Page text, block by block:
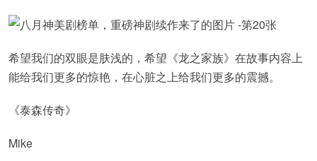
希望我们的双眼是肤浅的，希望《龙之家族》在故事内容上
能给我们更多的惊艳，在心脏之上给我们更多的震撼。
《泰森传奇》
Mike